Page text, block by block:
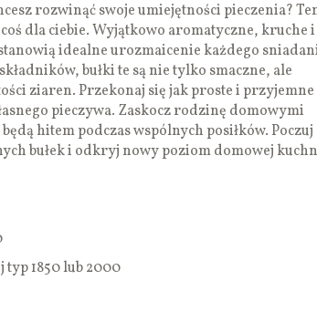
rozwinąć swoje umiejętności pieczenia?
dla ciebie. Wyjątkowo aromatyczne, kruche i
idealne urozmaicenie każdego
bułki te są nie tylko smaczne, ale
ziaren. Przekonaj się jak proste i przyjemne
pieczywa. Zaskocz rodzinę domowymi
hitem podczas wspólnych posiłków. Poczuj
bułek i odkryj nowy poziom domowej
typ 1850 lub 2000